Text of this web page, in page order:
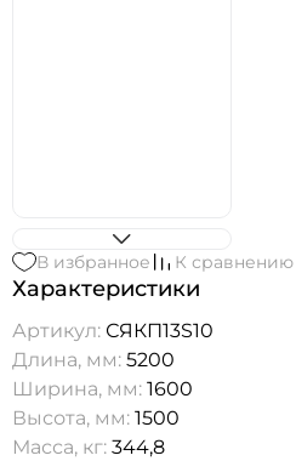
В избранное К сравнению
Характеристики
Артикул: СЯКП13S10
Длина, мм: 5200
Ширина, мм: 1600
Высота, мм: 1500
Масса, кг: 344,8